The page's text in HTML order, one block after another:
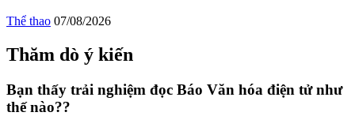
Thể thao 07/08/2026
Thăm dò ý kiến
Bạn thấy trải nghiệm đọc Báo Văn hóa điện tử như
thế nào??